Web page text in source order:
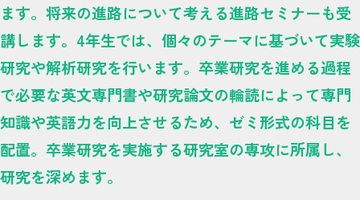
ます。将来の進路について考える進路セミナーも受
講します。4年生では、個々のテーマに基づいて実験
研究や解析研究を行います。卒業研究を進める過程
で必要な英文専門書や研究論文の輪読によって専門
知識や英語力を向上させるため、ゼミ形式の科目を
配置。卒業研究を実施する研究室の専攻に所属し、
研究を深めます。